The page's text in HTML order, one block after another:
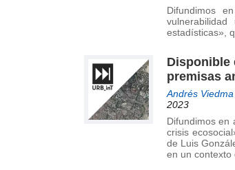
Difundimos
estadísticas»,
Disponible
premisas
Andrés
2023
Difundimos en
crisis
de Luis
en un